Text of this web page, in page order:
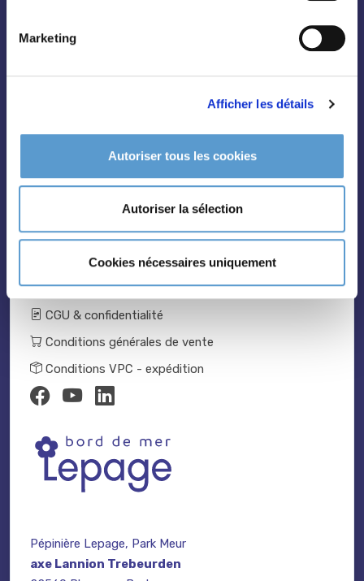
Marketing
Afficher les détails
Autoriser tous les cookies
Autoriser la sélection
Cookies nécessaires uniquement
Pleine terre
Catalogue 2024-2025
Nous contacter
Mentions légales
CGU & confidentialité
Conditions générales de vente
Conditions VPC - expédition
Pépinière Lepage, Park Meur
axe Lannion Trebeurden